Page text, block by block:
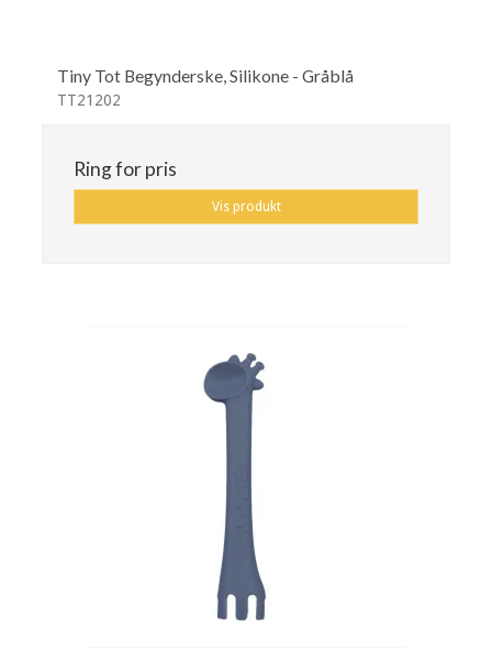
Tiny Tot Begynderske, Silikone - Gråblå
TT21202
Ring for pris
Vis produkt